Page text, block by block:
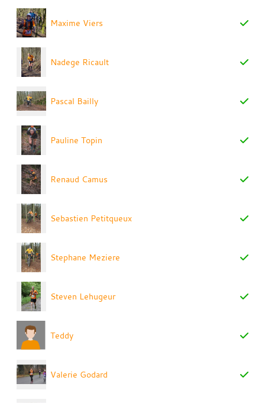
Maxime Viers
Nadege Ricault
Pascal Bailly
Pauline Topin
Renaud Camus
Sebastien Petitqueux
Stephane Meziere
Steven Lehugeur
Teddy
Valerie Godard